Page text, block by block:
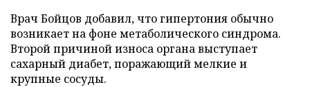
Врач Бойцов добавил, что гипертония обычно
возникает на фоне метаболического синдрома.
Второй причиной износа органа выступает
сахарный диабет, поражающий мелкие и
крупные сосуды.